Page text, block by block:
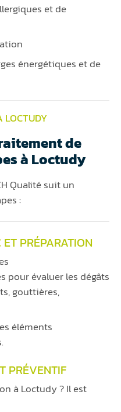
et de
énergétiques et de
LOCTUDY
de
à Loctudy
Qualité suit un
:
PRÉPARATION
pour évaluer les dégâts
gouttières,
éléments
PRÉVENTIF
à Loctudy ? Il est